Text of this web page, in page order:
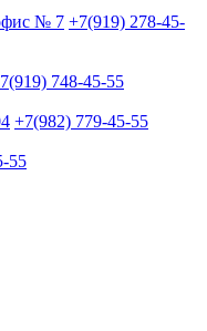
№ 7 +7(919) 278-45-
748-45-55
+7(982) 779-45-55
55